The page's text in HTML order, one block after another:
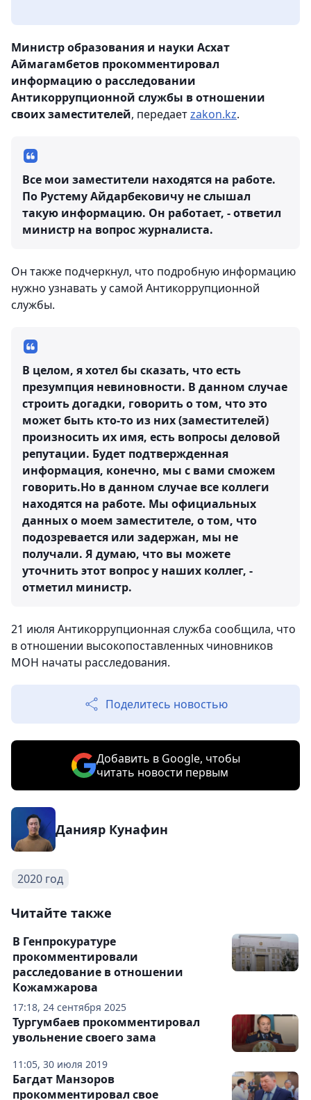
Министр образования и науки Асхат
Аймагамбетов прокомментировал
информацию о расследовании
Антикоррупционной службы в отношении
своих заместителей, передаетzakon.kz.
Все мои заместители находятся на работе.
По Рустему Айдарбековичу не слышал
такую информацию. Он работает, - ответил
министр на вопрос журналиста.
Он также подчеркнул, что подробную информацию
нужно узнавать у самой Антикоррупционной
службы.
В целом, я хотел бы сказать, что есть
презумпция невиновности. В данном случае
строить догадки, говорить о том, что это
может быть кто-то из них (заместителей)
произносить их имя, есть вопросы деловой
репутации. Будет подтвержденная
информация, конечно, мы с вами сможем
говорить.Но в данном случае все коллеги
находятся на работе. Мы официальных
данных о моем заместителе, о том, что
подозревается или задержан, мы не
получали. Я думаю, что вы можете
уточнить этот вопрос у наших коллег, -
отметил министр.
21 июля Антикоррупционная служба сообщила, что
в отношении высокопоставленных чиновников
МОН начаты расследования.
Поделитесь новостью
Добавить в Google, чтобы
читать новости первым
Данияр Кунафин
2020 год
Читайте также
17:18, 24 сентября 2025
В Генпрокуратуре
прокомментировали
расследование в отношении
Кожамжарова
11:05, 30 июля 2019
Тургумбаев прокомментировал
увольнение своего зама
Багдат Манзоров
прокомментировал свое